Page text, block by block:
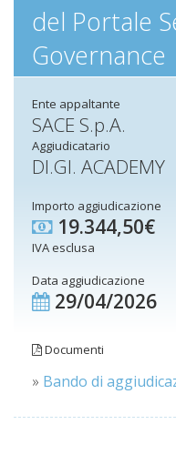
del Portale
Governance
Ente appaltante
SACE S.p.A.
Aggiudicatario
DI.GI. ACADEMY
Importo aggiudicazione
19.344,50€
IVA esclusa
Data aggiudicazione
29/04/2026
Documenti
» Bando di